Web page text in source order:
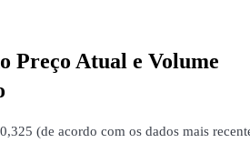
Preço Atual e Volume
(de acordo com os dados mais